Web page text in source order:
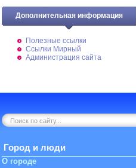
Дополнительная информация
Полезные ссылки
Ссылки Мирный
Администрация сайта
Город и люди
О городе